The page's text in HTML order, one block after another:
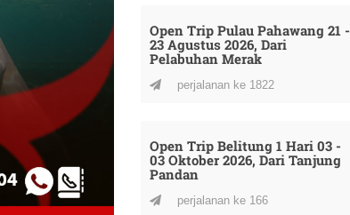
Open Trip Pulau Pahawang 21 -
23 Agustus 2026, Dari
Pelabuhan Merak
perjalanan ke 1822
Open Trip Belitung 1 Hari 03 -
03 Oktober 2026, Dari Tanjung
Pandan
perjalanan ke 166